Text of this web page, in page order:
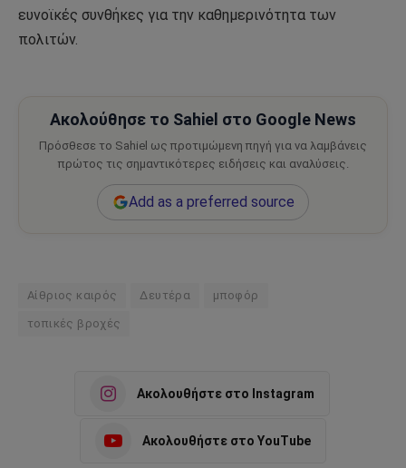
ευνοϊκές συνθήκες για την καθημερινότητα των
πολιτών.
Ακολούθησε το Sahiel στο Google News
Πρόσθεσε το Sahiel ως προτιμώμενη πηγή για να λαμβάνεις
πρώτος τις σημαντικότερες ειδήσεις και αναλύσεις.
Add as a preferred source
Αίθριος καιρός Δευτέρα μποφόρ
τοπικές βροχές
Ακολουθήστε στο Instagram
Ακολουθήστε στο YouTube